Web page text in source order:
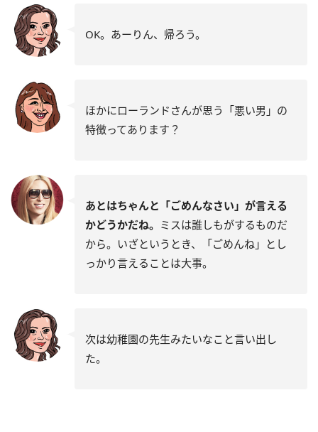
OK。あーりん、帰ろう。
ほかにローランドさんが思う「悪い男」の
特徴ってあります？
あとはちゃんと「ごめんなさい」が言える
かどうかだね。 ミスは誰しもがするものだ
から。いざというとき、「ごめんね」とし
っかり言えることは大事。
次は幼稚園の先生みたいなこと言い出し
た。